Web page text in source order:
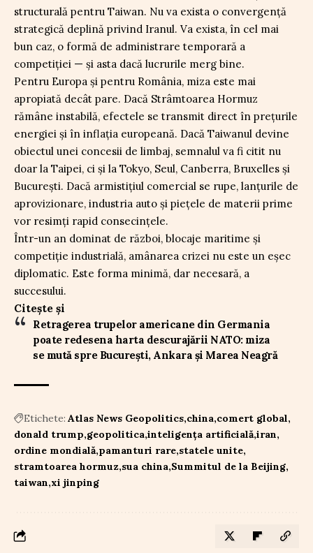
structurală pentru Taiwan. Nu va exista o convergență
strategică deplină privind Iranul. Va exista, în cel mai
bun caz, o formă de administrare temporară a
competiției — și asta dacă lucrurile merg bine.
Pentru Europa și pentru România, miza este mai
apropiată decât pare. Dacă Strâmtoarea Hormuz
rămâne instabilă, efectele se transmit direct în prețurile
energiei și în inflația europeană. Dacă Taiwanul devine
obiectul unei concesii de limbaj, semnalul va fi citit nu
doar la Taipei, ci și la Tokyo, Seul, Canberra, Bruxelles și
București. Dacă armistițiul comercial se rupe, lanțurile de
aprovizionare, industria auto și piețele de materii prime
vor resimți rapid consecințele.
Într-un an dominat de război, blocaje maritime și
competiție industrială, amânarea crizei nu este un eșec
diplomatic. Este forma minimă, dar necesară, a
succesului.
Citește și
Retragerea trupelor americane din Germania
poate redesena harta descurajării NATO: miza
se mută spre București, Ankara și Marea Neagră
Etichete: Atlas News Geopolitics china comert global
donald trump geopolitica inteligența artificială iran
ordine mondială pamanturi rare statele unite
stramtoarea hormuz sua china Summitul de la Beijing
taiwan xi jinping